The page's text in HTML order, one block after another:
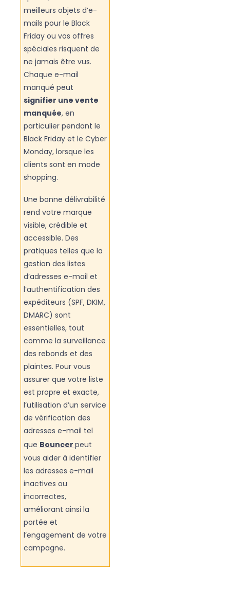
meilleurs objets d’e-
mails pour le Black
Friday ou vos offres
spéciales risquent de
ne jamais être vus.
Chaque e-mail
manqué peut
signifier une vente
manquée, en
particulier pendant le
Black Friday et le Cyber
Monday, lorsque les
clients sont en mode
shopping.
Une bonne délivrabilité
rend votre marque
visible, crédible et
accessible. Des
pratiques telles que la
gestion des listes
d’adresses e-mail et
l’authentification des
expéditeurs (SPF, DKIM,
DMARC) sont
essentielles, tout
comme la surveillance
des rebonds et des
plaintes. Pour vous
assurer que votre liste
est propre et exacte,
l’utilisation d’un service
de vérification des
adresses e-mail tel
que Bouncer peut
vous aider à identifier
les adresses e-mail
inactives ou
incorrectes,
améliorant ainsi la
portée et
l’engagement de votre
campagne.